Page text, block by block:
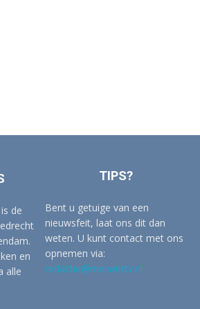
de
en
alle
TIPS?
Bent u getuige van een
nieuwsfeit, laat ons dit dan
weten. U kunt contact met ons
opnemen via:
redactie@merwertv.nl